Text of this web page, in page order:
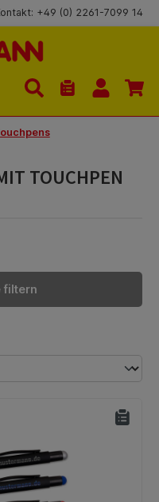
+49 (0) 2261-7099 14
Du hast 0
TOUCHPEN
filtern